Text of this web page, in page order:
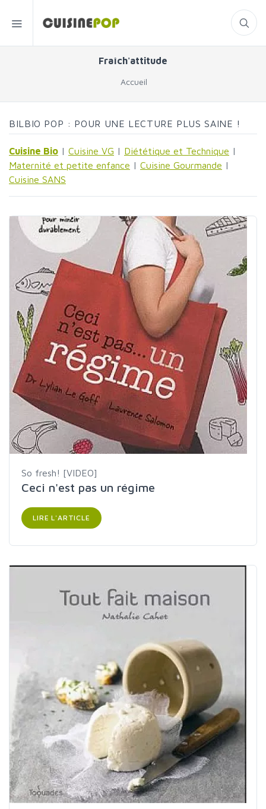
Fraîch'attitude
Accueil
BILBIO POP : POUR UNE LECTURE PLUS SAINE !
Cuisine Bio | Cuisine VG | Diététique et Technique |
Maternité et petite enfance | Cuisine Gourmande |
Cuisine SANS
So fresh! [VIDEO]
Ceci n'est pas un régime
LIRE L'ARTICLE